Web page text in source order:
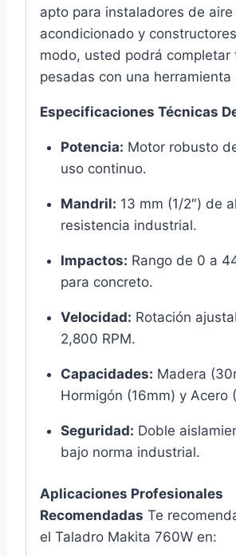
apto para instaladores de aire
acondicionado y
modo, usted podrá completar
pesadas con una herramienta
Especificaciones Técnicas
Potencia: Motor robusto
uso continuo.
Mandril: 13 mm (1/2″) de
resistencia industrial.
Impactos: Rango de 0 a
para concreto.
Velocidad: Rotación
2,800 RPM.
Capacidades: Madera
Hormigón (16mm) y Acero
Seguridad: Doble
bajo norma industrial.
Aplicaciones Profesionales
Recomendadas Te
el Taladro Makita 760W en: